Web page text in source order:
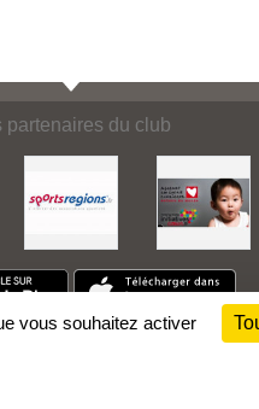
partenaires du club
vous souhaitez activer